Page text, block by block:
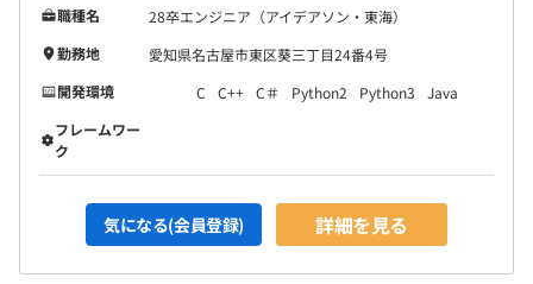
職種名
28卒エンジニア（アイデアソン・東海）
勤務地
愛知県名古屋市東区葵三丁目24番4号
開発環境
C C++ C＃ Python2 Python3
Java
フレームワー
ク
気になる(会員登録) 詳細を見る